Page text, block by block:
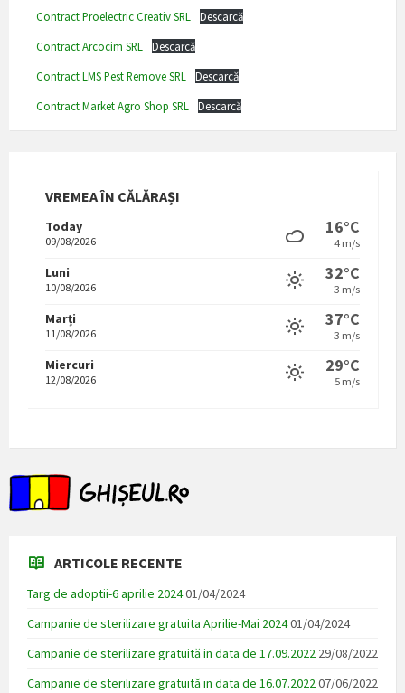
Contract Proelectric Creativ SRL Descarcă
Contract Arcocim SRL Descarcă
Contract LMS Pest Remove SRL Descarcă
Contract Market Agro Shop SRL Descarcă
VREMEA ÎN CĂLĂRAȘI
Today
09/08/2026
16°C
4 m/s
Luni
10/08/2026
32°C
3 m/s
Marți
11/08/2026
37°C
3 m/s
Miercuri
12/08/2026
29°C
5 m/s
ARTICOLE RECENTE
Targ de adoptii-6 aprilie 202401/04/2024
Campanie de sterilizare gratuita Aprilie-Mai 202401/04/2024
Campanie de sterilizare gratuită in data de 17.09.2022 29/08/2022
Campanie de sterilizare gratuită in data de 16.07.202207/06/2022